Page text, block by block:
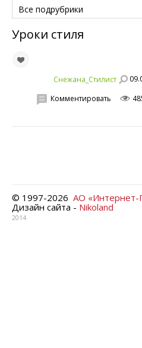
Все подрубрики
Уроки стиля
Снежана_Стилист
Комментировать
© 1997-2026 АО «Интернет-
Дизайн сайта - Nikoland
2014